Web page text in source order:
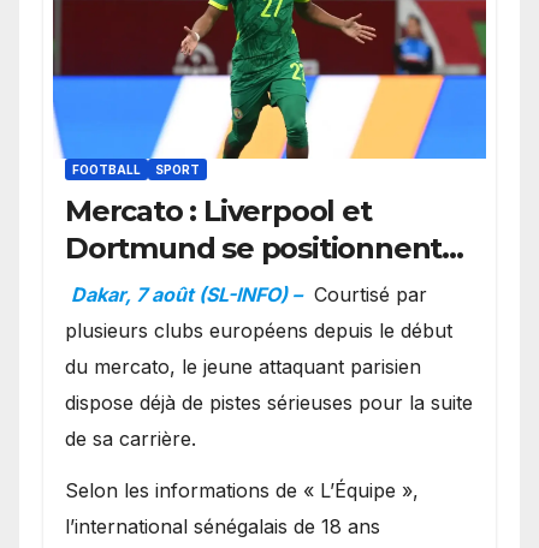
FOOTBALL SPORT
Mercato : Liverpool et
Dortmund se positionnent
en favoris pour recruter
Ibrahim Mbaye
Dakar, 7 août (SL-INFO) – Courtisé par
plusieurs clubs européens depuis le début
du mercato, le jeune attaquant parisien
dispose déjà de pistes sérieuses pour la suite
de sa carrière.
Selon les informations de « L’Équipe »,
l’international sénégalais de 18 ans